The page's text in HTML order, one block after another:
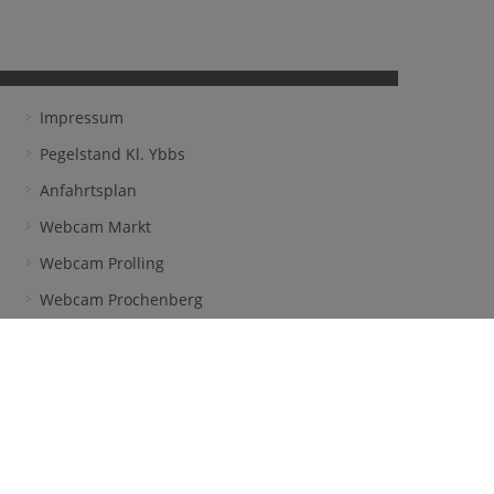
Impressum
Pegelstand Kl. Ybbs
Anfahrtsplan
Webcam Markt
Webcam Prolling
Webcam Prochenberg